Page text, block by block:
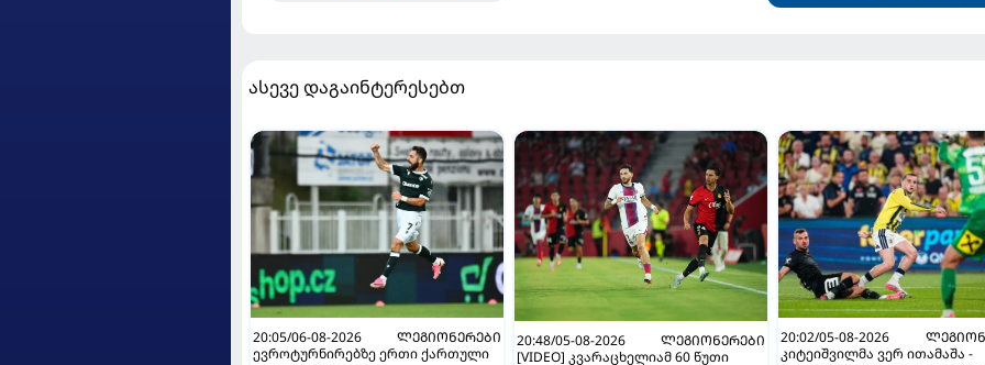
ასევე დაგაინტერესებთ
20:05/06-08-2026
ᲚᲔᲒᲘᲝᲜᲔᲠᲔᲑᲘ
ევროტურნირებზე ერთი ქართული
20:48/05-08-2026
ᲚᲔᲒᲘᲝᲜᲔᲠᲔᲑᲘ
[VIDEO] კვარაცხელიამ 60 წუთი
20:02/05-08-2026
კიტეიშვილმა ვერ ითამაშა -